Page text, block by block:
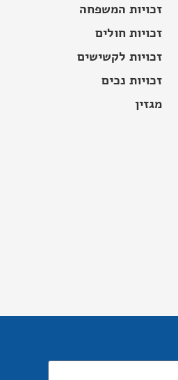
זכויות המשפחה
זכויות חולים
זכויות לקשישים
זכויות נכים
מגזין